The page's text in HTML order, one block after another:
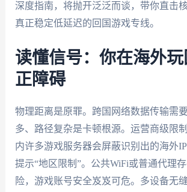
深度指南，将抛开泛泛而谈，带你直击
真正稳定低延迟的回国游戏专线。
读懂信号：你在海外
正障碍
物理距离是原罪。跨国网络数据传输需
多、路径复杂是卡顿根源。运营商级限
内许多游戏服务器会屏蔽识别出的海外
提示“地区限制”。公共WiFi或普通代理
险，游戏账号安全岌岌可危。多设备无